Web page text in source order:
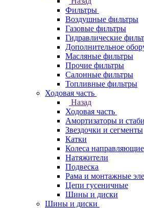
Фильтры
Воздушные фильтры
Газовые фильтры
Гидравлические
Дополнительное
Масляные фильтры
Прочие фильтры
Салонные фильтры
Топливные фильтры
Ходовая часть
Назад
Ходовая часть
Амортизаторы и
Звездочки и сегменты
Катки
Колеса направляющие
Натяжители
Подвеска
Рама и монтажные
Цепи гусеничные
Шины и диски
Шины и диски